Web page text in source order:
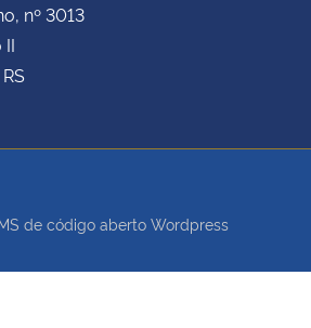
nº 3013
II
de código aberto Wordpress